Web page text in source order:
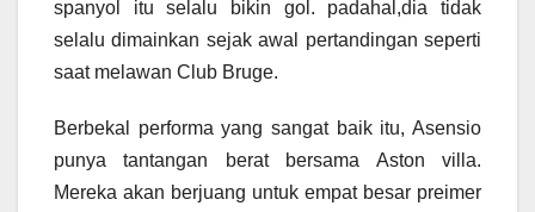
spanyol itu selalu bikin gol. padahal,dia tidak
selalu dimainkan sejak awal pertandingan seperti
saat melawan Club Bruge.
Berbekal performa yang sangat baik itu, Asensio
punya tantangan berat bersama Aston villa.
Mereka akan berjuang untuk empat besar preimer